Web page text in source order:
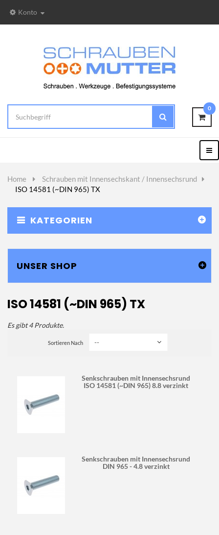
Konto
0
Home >
Schrauben mit Innensechskant / Innensechsrund
ISO 14581 (~DIN 965) TX
KATEGORIEN
UNSER SHOP
ISO 14581 (~DIN 965) TX
Es gibt 4 Produkte.
Sortieren Nach
Senkschrauben mit Innensechsrund
ISO 14581 (~DIN 965) 8.8 verzinkt
Senkschrauben mit Innensechsrund
DIN 965 - 4.8 verzinkt